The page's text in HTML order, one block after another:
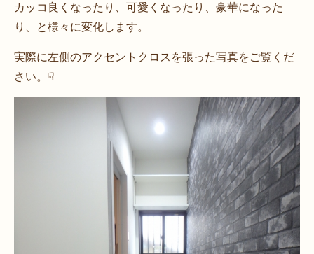
カッコ良くなったり、可愛くなったり、豪華になった
り、と様々に変化します。
実際に左側のアクセントクロスを張った写真をご覧くだ
さい。☟